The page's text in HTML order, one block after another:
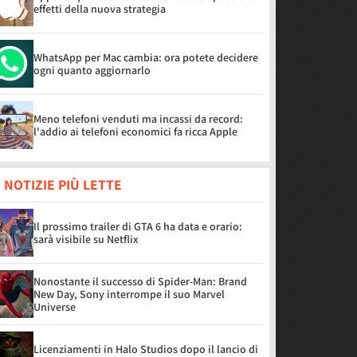
effetti della nuova strategia
WhatsApp per Mac cambia: ora potete decidere
ogni quanto aggiornarlo
Meno telefoni venduti ma incassi da record:
l'addio ai telefoni economici fa ricca Apple
NOTIZIE PIÙ LETTE
Il prossimo trailer di GTA 6 ha data e orario:
sarà visibile su Netflix
Nonostante il successo di Spider-Man: Brand
New Day, Sony interrompe il suo Marvel
Universe
Licenziamenti in Halo Studios dopo il lancio di